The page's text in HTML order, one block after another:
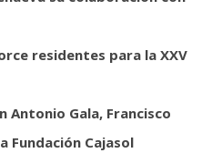
residentes para la XXV
Antonio Gala, Francisco
Fundación Cajasol